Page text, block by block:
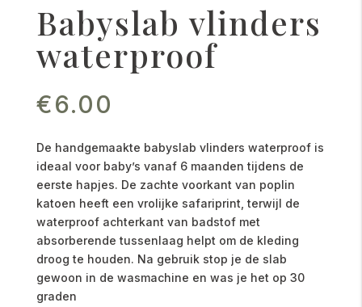
Babyslab vlinders
waterproof
€6.00
De handgemaakte babyslab vlinders waterproof is
ideaal voor baby’s vanaf 6 maanden tijdens de
eerste hapjes. De zachte voorkant van poplin
katoen heeft een vrolijke safariprint, terwijl de
waterproof achterkant van badstof met
absorberende tussenlaag helpt om de kleding
droog te houden. Na gebruik stop je de slab
gewoon in de wasmachine en was je het op 30
graden